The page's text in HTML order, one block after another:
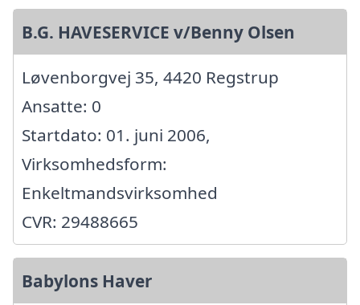
B.G. HAVESERVICE v/Benny Olsen
Løvenborgvej 35, 4420 Regstrup
Ansatte: 0
Startdato: 01. juni 2006,
Virksomhedsform:
Enkeltmandsvirksomhed
CVR: 29488665
Babylons Haver